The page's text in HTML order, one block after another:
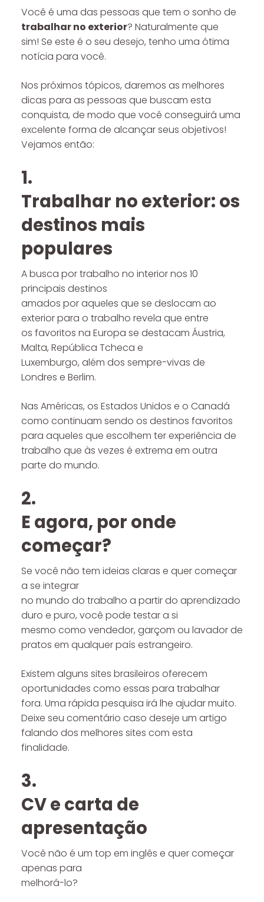
Você é uma das pessoas que tem o sonho de
trabalhar no exterior? Naturalmente que
sim! Se este é o seu desejo, tenho uma ótima
notícia para você.
Nos próximos tópicos, daremos as melhores
dicas para as pessoas que buscam esta
conquista, de modo que você conseguirá uma
excelente forma de alcançar seus objetivos!
Vejamos então:
1.
Trabalhar no exterior: os
destinos mais
populares
A busca por trabalho no interior nos 10
principais destinos
amados por aqueles que se deslocam ao
exterior para o trabalho revela que entre
os favoritos na Europa se destacam Áustria,
Malta, República Tcheca e
Luxemburgo, além dos sempre-vivas de
Londres e Berlim.
Nas Américas, os Estados Unidos e o Canadá
como continuam sendo os destinos favoritos
para aqueles que escolhem ter experiência de
trabalho que às vezes é extrema em outra
parte do mundo.
2.
E agora, por onde
começar?
Se você não tem ideias claras e quer começar
a se integrar
no mundo do trabalho a partir do aprendizado
duro e puro, você pode testar a si
mesmo como vendedor, garçom ou lavador de
pratos em qualquer país estrangeiro.
Existem alguns sites brasileiros oferecem
oportunidades como essas para trabalhar
fora. Uma rápida pesquisa irá lhe ajudar muito.
Deixe seu comentário caso deseje um artigo
falando dos melhores sites com esta
finalidade.
3.
CV e carta de
apresentação
Você não é um top em inglês e quer começar
apenas para
melhorá-lo?